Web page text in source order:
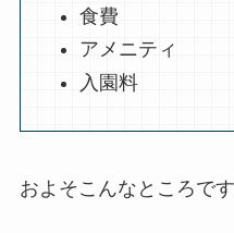
食費
アメニティ
入園料
およそこんなところです